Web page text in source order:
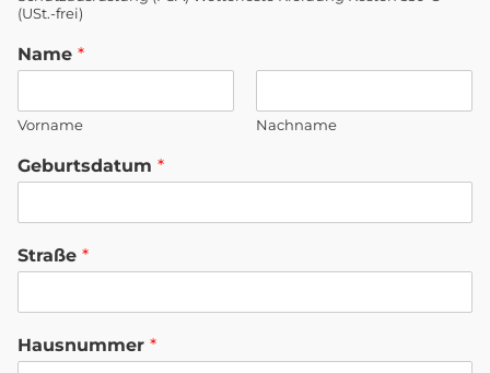
(USt.-frei)
Name *
Vorname Nachname
Geburtsdatum *
Straße *
Hausnummer *